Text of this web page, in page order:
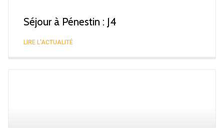
Séjour à Pénestin : J4
LIRE L'ACTUALITÉ